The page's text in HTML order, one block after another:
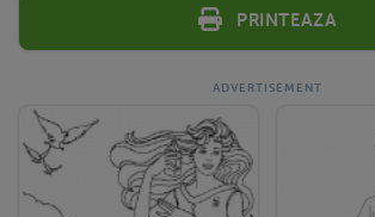
Printeaza